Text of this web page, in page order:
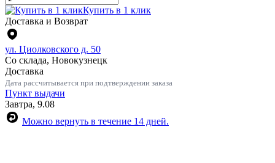
Купить в 1 клик
Доставка и Возврат
ул. Циолковского д. 50
Со склада, Новокузнецк
Доставка
Дата рассчитывается при подтверждении заказа
Пункт выдачи
Завтра, 9.08
Можно вернуть в течение 14 дней.